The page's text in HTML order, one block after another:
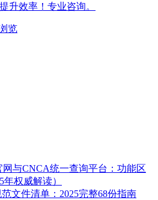
升效率！专业咨询。
览
与CNCA统一查询平台：功能区
权威解读）
文件清单：2025完整68份指南